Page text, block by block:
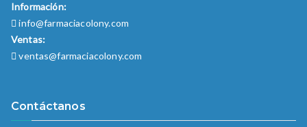
Información:
info@farmaciacolony.com
Ventas:
ventas@farmaciacolony.com
Contáctanos